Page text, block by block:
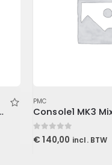
Console1
PMC
0out of 5
€ 140,00 incl. BTW